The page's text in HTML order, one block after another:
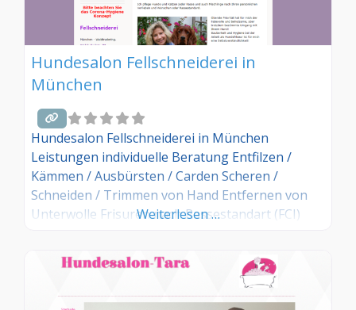
Hundesalon Fellschneiderei in
München
Hundesalon Fellschneiderei in München
Leistungen individuelle Beratung Entfilzen /
Kämmen / Ausbürsten / Carden Scheren /
Schneiden / Trimmen von Hand Entfernen von
Unterwolle Frisuren nach Rassestandart (FCI)
Bäder (nach Tierarztverordnung!)
Welpengewöhnung bis ca. 20 Wochen alt Ohren-
/ Krallenpflege ist bei einer Behandlung inklusive
Weiterlesen …